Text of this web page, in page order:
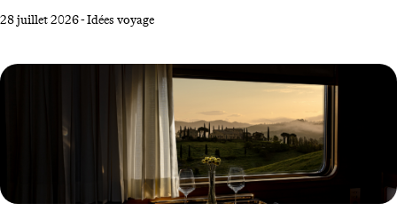
et du TGV, ils semblaient condamnés à disparaître. Dans l’imaginaire
mouvement s’est inversé et il apparaît aujourd’hui comme le moyen de
transport le plus adapté aux enjeux de mobilité actuels et futurs.
28 juillet 2026-Idées voyage